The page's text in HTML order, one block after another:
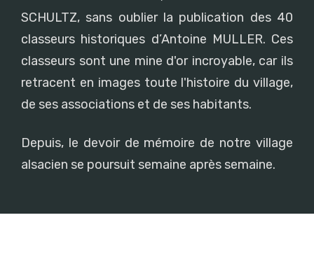
SCHULTZ, sans oublier la publication des 40
classeurs historiques d’Antoine MULLER. Ces
classeurs sont une mine d'or incroyable, car ils
retracent en images toute l'histoire du village,
de ses associations et de ses habitants.
Depuis, le devoir de mémoire de notre village
alsacien se poursuit semaine après semaine.